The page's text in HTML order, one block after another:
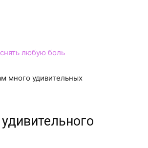
любую боль
много удивительных